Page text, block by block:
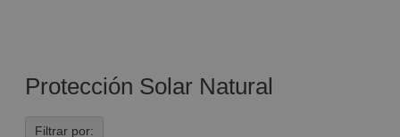
Protección Solar Natural
Filtrar por: